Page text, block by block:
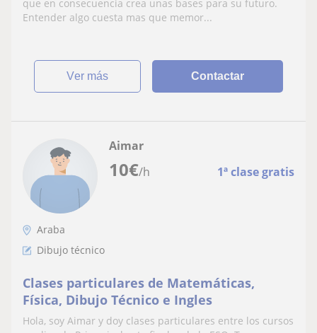
que en consecuencia crea unas bases para su futuro.
Entender algo cuesta mas que memor...
ver más Contactar
10€/h 1ª clase gratis
Aimar
Araba
Dibujo técnico
Clases particulares de Matemáticas,
Física, Dibujo Técnico e Ingles
Hola, soy Aimar y doy clases particulares entre los cursos